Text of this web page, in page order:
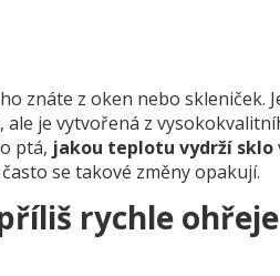
znáte z oken nebo skleniček.
je vytvořená z
ptá, jakou teplotu vydrží sklo
se takové změny opakují.
rychle